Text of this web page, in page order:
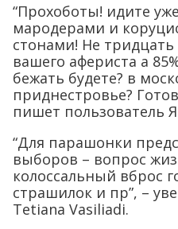
“Прохоботы! идите
мародерами и
стонами! Не
вашего афериста а
бежать будете? в
приднестровье?
пишет пользователь
“Для парашонки
выборов – вопрос
колоссальный вброс
страшилок и пр”, –
Тetiana Vasiliadi.